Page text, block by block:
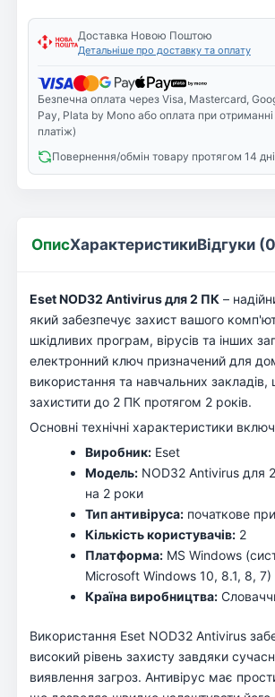
Доставка Новою Поштою
Детальніше про доставку та оплату
Безпечна оплата через Visa, Mastercard,
Pay, Plata by Mono або оплата при
платіж)
Повернення/обмін товару протягом 14
ОписХарактеристикиВідгуки
Eset NOD32 Antivirus для 2 ПК –
який забезпечує захист вашого
шкідливих програм, вірусів та інших
електронний ключ призначений для
використання та навчальних
захистити до 2 ПК протягом 2 років.
Основні технічні характеристики
Виробник: Eset
Модель: NOD32 Antivirus для
на 2 роки
Тип антивіруса: початкове
Кількість користувачів: 2
Платформа: MS Windows
Microsoft Windows 10, 8.1, 8, 7)
Країна виробництва:
Використання Eset NOD32 Antivirus
високий рівень захисту завдяки
виявлення загроз. Антивірус має